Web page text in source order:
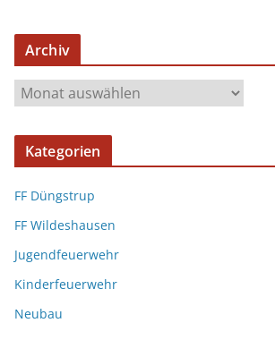
Archiv
Kategorien
FF Düngstrup
FF Wildeshausen
Jugendfeuerwehr
Kinderfeuerwehr
Neubau